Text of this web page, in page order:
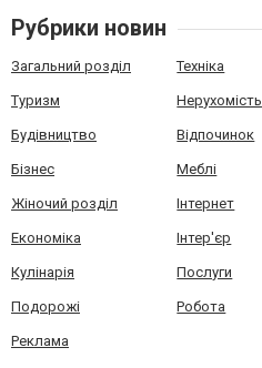
Рубрики новин
Загальний розділ Техніка
Туризм Нерухомість
Будівництво Відпочинок
Бізнес Меблі
Жіночий розділ Інтернет
Економіка Інтер'єр
Кулінарія Послуги
Подорожі Робота
Реклама